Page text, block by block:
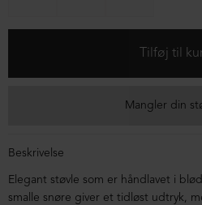
Mangler din
Beskrivelse
Elegant støvle som er håndlavet i
smalle snøre giver et tidløst udtryk,